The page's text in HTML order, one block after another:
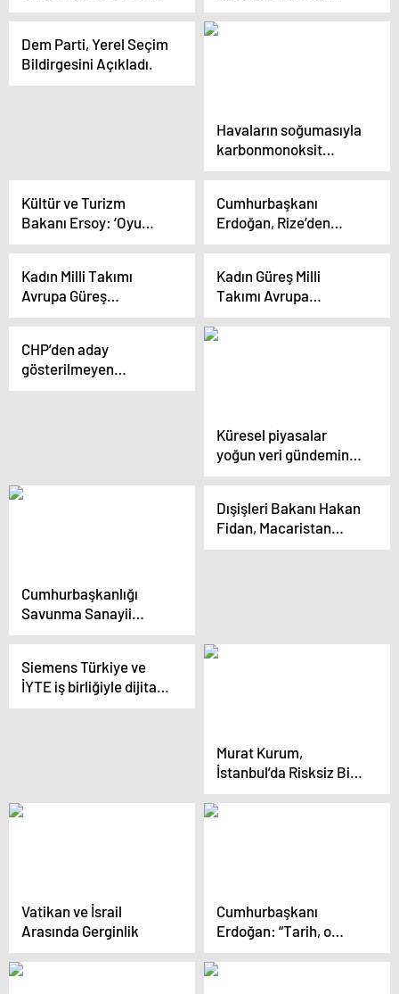
olana kadar kira
Anlattı
Dem Parti, Yerel Seçim
Bildirgesini Açıkladı.
Havaların soğumasıyla
karbonmonoksit
zehirlenmeleri artıyor
Kültür ve Turizm
Bakanı Ersoy: ‘Oyu
cepte görmek siyasi
Cumhurbaşkanı
Erdoğan, Rize’den
Seçmenlere Seslendi
Kadın Milli Takımı
Avrupa Güreş
Şampiyonası’nda ikinci
Kadın Güreş Milli
Takımı Avrupa
Şampiyonası’nda ikinci
oldu
CHP’den aday
gösterilmeyen
Bandırma Belediye
Küresel piyasalar
yoğun veri gündemine
odaklandı
Cumhurbaşkanlığı
Savunma Sanayii
Başkanı: Savunma ve
ihracatı arttı
Dışişleri Bakanı Hakan
Fidan, Macaristan
Dışişleri ve Dış Ticaret
Siemens Türkiye ve
İYTE iş birliğiyle dijital
endüstri laboratuvarı
Murat Kurum,
İstanbul’da Risksiz Bir
Şehir İçin Projelerini
Tanıttı
Vatikan ve İsrail
Arasında Gerginlik
Cumhurbaşkanı
Erdoğan: “Tarih, o
insanların göz göre
göre katledilmesine